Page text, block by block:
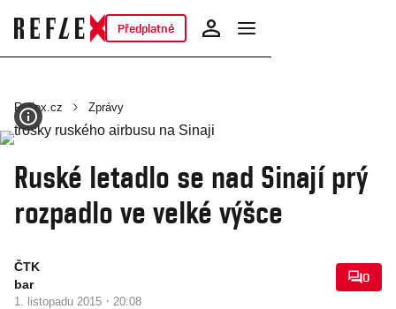
Předplatné
Reflex.cz Zprávy
Ruské letadlo se nad Sinají prý
rozpadlo ve velké výšce
ČTK
bar
1. listopadu 2015 · 20:08
0